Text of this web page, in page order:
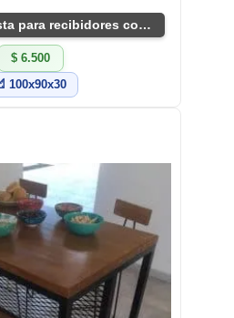
Mesa alta robusta para recibidores con estilo.
$ 6.500
100x90x30